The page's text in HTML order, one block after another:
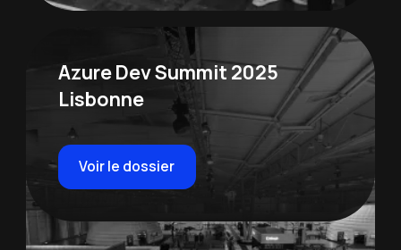
Azure Dev Summit 2025
Lisbonne
Voir le dossier